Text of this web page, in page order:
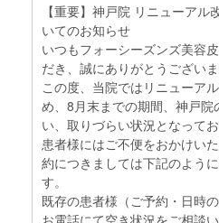
【重要】神戸院 リニューア
いてのお知らせ
いつもフォーシーズンズ美容
だき、誠にありがとうございま
この度、当院ではリニューア
め、8月末までの期間、神戸院
い、取りづらい状況となってお
患者様にはご不便をおかけい
約につきましては下記のよう
す。
既存の患者様（ご予約・日時
お電話にて空き状況をご相談